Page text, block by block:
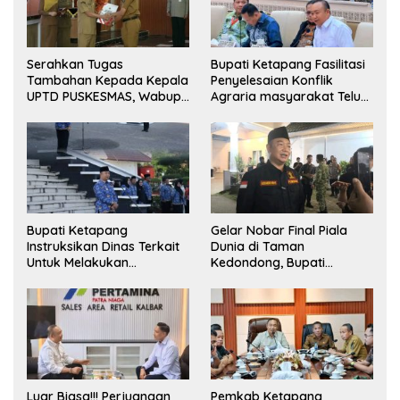
Serahkan Tugas
Tambahan Kepada Kepala
UPTD PUSKESMAS, Wabup
Kesehatan Harus Semakin
Baik
Bupati Ketapang Fasilitasi
Penyelesaian Konflik
Agraria masyarakat Teluk
Bersama Komisi II DPR RI
Bupati Ketapang
Instruksikan Dinas Terkait
Untuk Melakukan
Terkait Persoalan
BBM/LPG Subsidi
Gelar Nobar Final Piala
Dunia di Taman
Kedondong, Bupati
Argentina Juara!
Luar Biasa!!! Perjuangan Pemkab Ketapang